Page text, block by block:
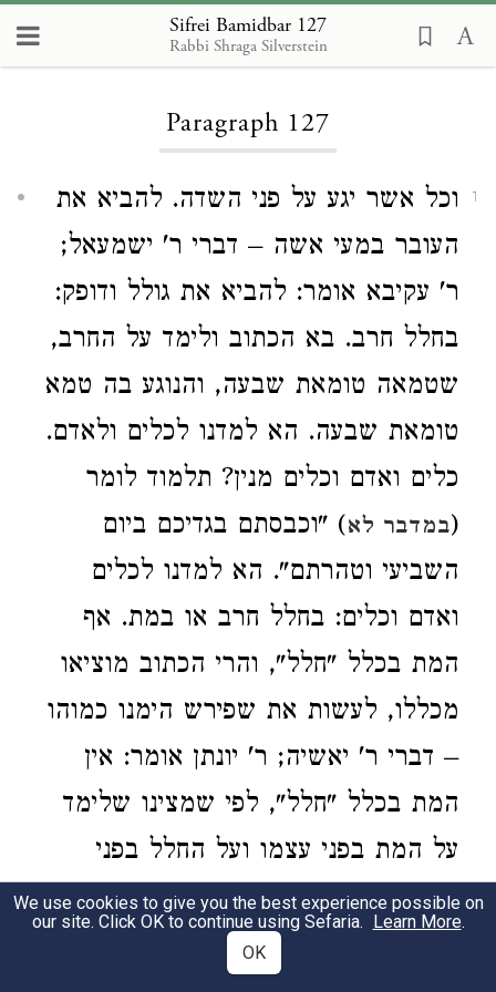
Sifrei Bamidbar 127
Rabbi Shraga Silverstein
Loading...
Paragraph 127
1
וכל אשר יגע על פני השדה. להביא את
העובר במעי אשה – דברי ר' ישמעאל;
ר' עקיבא אומר: להביא את גולל ודופק:
בחלל חרב. בא הכתוב ולימד על החרב,
שטמאה טומאת שבעה, והנוגע בה טמא
טומאת שבעה. הא למדנו לכלים ולאדם.
כלים ואדם וכלים מנין? תלמוד לומר
(במדבר לא) "וכבסתם בגדיכם ביום
השביעי וטהרתם". הא למדנו לכלים
ואדם וכלים: בחלל חרב או במת. אף
המת בכלל "חלל", והרי הכתוב מוציאו
מכללו, לעשות את שפירש הימנו כמוהו
– דברי ר' יאשיה; ר' יונתן אומר: אין
המת בכלל "חלל", לפי שמצינו שלימד
על המת בפני עצמו ועל החלל בפני
עצמו! מנין אף הפורש ממנו לעשות
כמוהו? אמרת ק"ו: ומה נבילה, קלה,
We use cookies to give you the best experience possible on
our site. Click OK to continue using Sefaria. Learn More.
OK